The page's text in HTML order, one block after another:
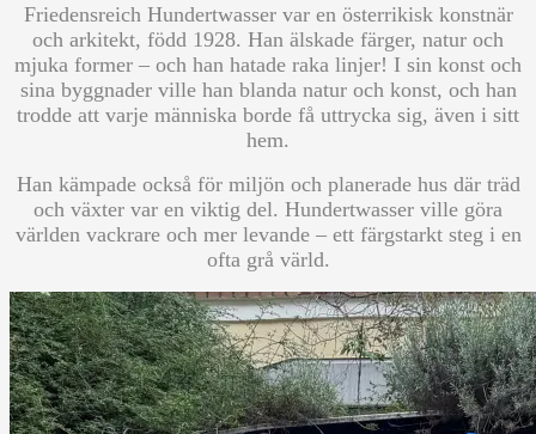
Friedensreich Hundertwasser var en österrikisk konstnär
och arkitekt, född 1928. Han älskade färger, natur och
mjuka former – och han hatade raka linjer! I sin konst och
sina byggnader ville han blanda natur och konst, och han
trodde att varje människa borde få uttrycka sig, även i sitt
hem.
Han kämpade också för miljön och planerade hus där träd
och växter var en viktig del. Hundertwasser ville göra
världen vackrare och mer levande – ett färgstarkt steg i en
ofta grå värld.